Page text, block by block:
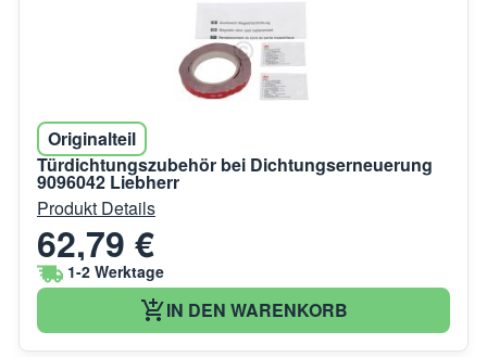
Originalteil
Türdichtungszubehör bei Dichtungserneuerung
9096042 Liebherr
Produkt Details
62,79 €
1-2 Werktage
IN DEN WARENKORB